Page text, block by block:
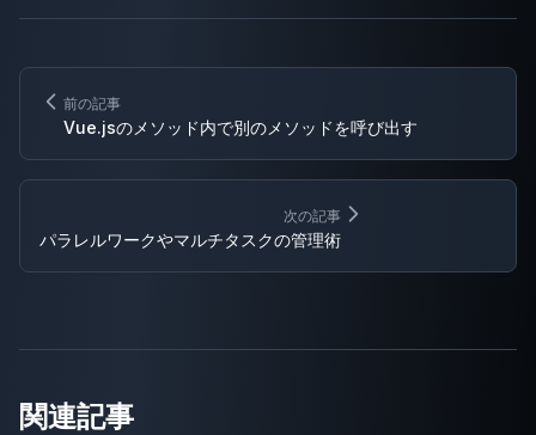
前の記事
Vue.jsのメソッド内で別のメソッドを呼び出す
次の記事
パラレルワークやマルチタスクの管理術
関連記事